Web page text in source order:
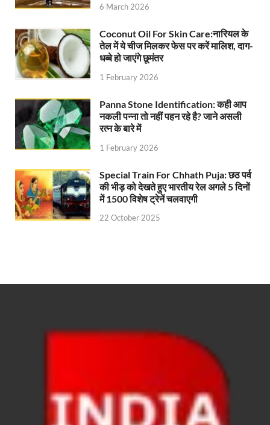
PM Modi Lucknow Visit… जब मंच से पीएम मोदी ने की
UP Rain Basera: योगी सरकार यात्रियों की सुरक्षा के
CM Yogi meets Sify Chairman Raju Vegesna:
Nitin Nabin Bihar Visit: बिहार दौरे पर रहेंगे बीजेपी के
UP Vidhan Sabha:देश में दो नमूने हैं, जब कोई चर्चा होती
FCI News: पहली बार फूड कॉर्पोरेशन ऑफ इंडिया (FCI)
Shakti Sadan Yojana: संकटग्रस्त महिलाओं के लिए
CM Yogi Gift: मुख्यमंत्री योगी आदित्यनाथ ने लघु व सीमांत
6 March 2026
Coconut Oil For Skin Care:नारियल के
तेल में ये चीज मिलकर फेस पर करें मालिश, दाग-
धब्बे हो जाएंगे छूमंतर
1 February 2026
Panna Stone Identification: कही आप
नकली पन्ना तो नहीं पहन रहे है? जाने असली
रत्न के बारे में
1 February 2026
Special Train For Chhath Puja: छठ पर्व
की भीड़ को देखते हुए भारतीय रेल अगले 5 दिनों
में 1500 विशेष ट्रेनें चलवाएगी
22 October 2025